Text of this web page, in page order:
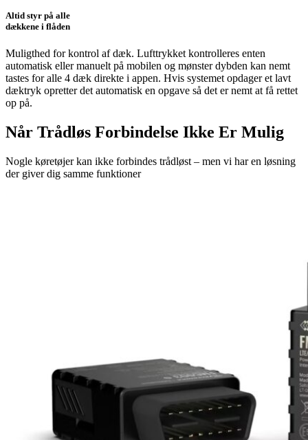
Altid styr på alle
dækkene i flåden
Muligthed for kontrol af dæk. Lufttrykket kontrolleres enten
automatisk eller manuelt på mobilen og mønster dybden kan nemt
tastes for alle 4 dæk direkte i appen. Hvis systemet opdager et lavt
dæktryk opretter det automatisk en opgave så det er nemt at få rettet
op på.
Når Trådløs Forbindelse Ikke Er Mulig
Nogle køretøjer kan ikke forbindes trådløst – men vi har en løsning
der giver dig samme funktioner